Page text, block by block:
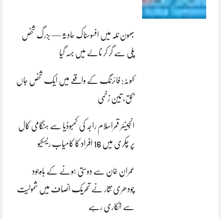
بھون نلہ میں افسوسناک حادثہ — بزرگ شخص
پلی سے گر کر نالے میں بہہ گیا
کہوٹہ: فائرنگ کے واقعے میں ایک شخص جاں
بحق، تین زخمی
انجینئر قمراسلام راجہ کی کمبوڈیا سے ہنگامی کال
پر چکری میں 16 افراد کا کامیاب ریسکیو
عمران خان سے دوستی ہونے کے باوجود
چودھری نثار نے تحریک انصاف میں شمولیت
سے انکاری رہے